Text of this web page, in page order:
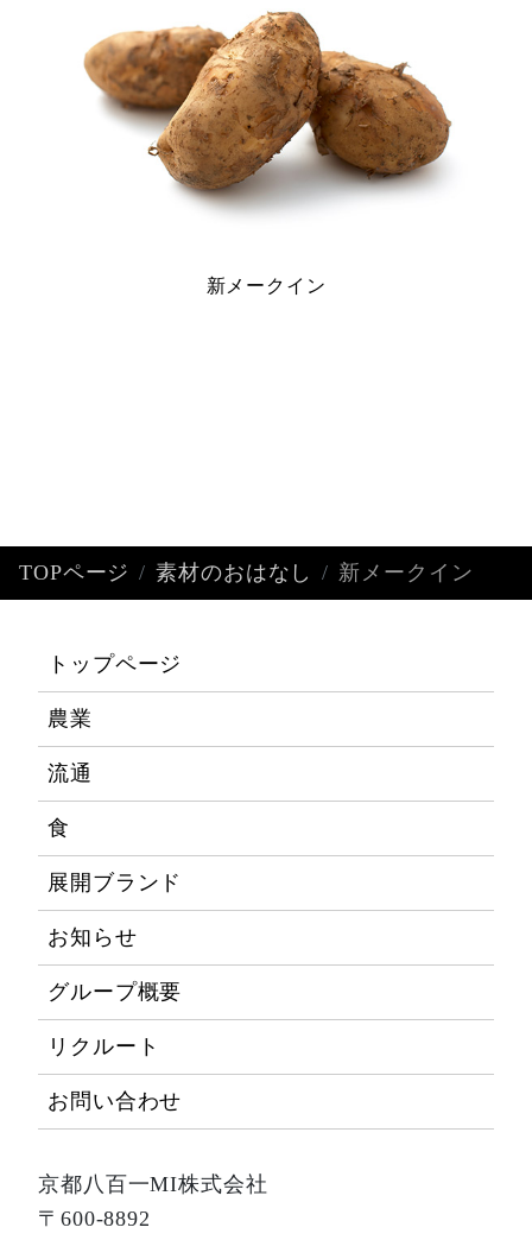
新メークイン
TOPページ 素材のおはなし 新メークイン
トップページ
農業
流通
食
展開ブランド
お知らせ
グループ概要
リクルート
お問い合わせ
京都八百一MI株式会社
〒600-8892